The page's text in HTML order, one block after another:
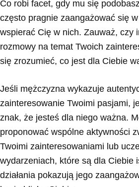
Co robi facet, gdy mu się
często pragnie zaangażować się
wspierać Cię w nich. Zauważ, czy
rozmowy na temat Twoich
się zrozumieć, co jest dla Ciebie
Jeśli mężczyzna wykazuje
zainteresowanie Twoimi pasjami,
znak, że jesteś dla niego ważna.
proponować wspólne aktywności
Twoimi zainteresowaniami lub
wydarzeniach, które są dla Ciebie
działania pokazują jego